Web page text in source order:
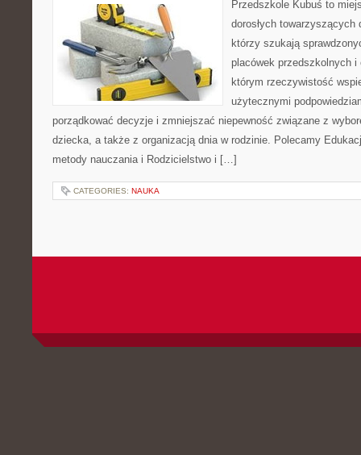
Przedszkole Kubuś to
dorosłych
którzy szukają
placówek przedszkolnych i
którym rzeczywistość
użytecznymi
porządkować decyzje i zmniejszać niepewność związane z
dziecka, a także z organizacją dnia w rodzinie. Polecamy
metody nauczania i Rodzicielstwo i […]
CATEGORIES: NAUKA